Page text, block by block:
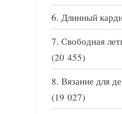
Длинный
Свободная
(20 455)
Вязание для
(19 027)